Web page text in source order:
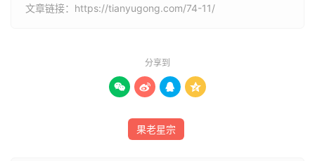
八月末九月终。不宜官事冗烦。亦当调理血气。十月内忧。
八保家人谨官事。届乎六旬。名愈显。大数越六旬有四。更
文章链接： https://tianyugong.com/74-11/
分享到
   
果老星宗